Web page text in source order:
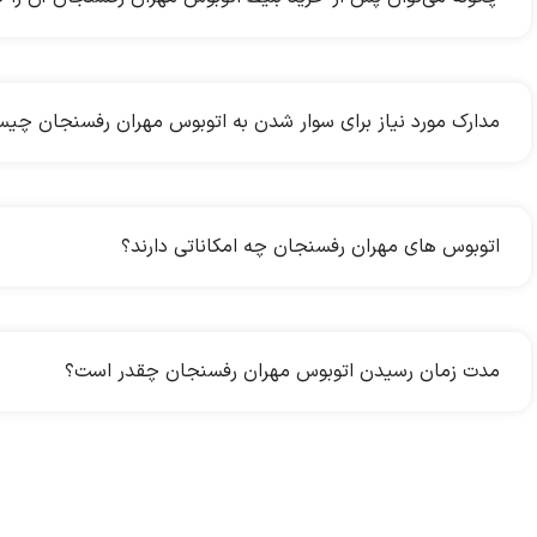
مدارک مورد نیاز برای سوار شدن به اتوبوس مهران رفسنجان
اتوبوس های مهران رفسنجان چه امکاناتی دارند؟
مدت زمان رسیدن اتوبوس مهران رفسنجان چقدر است؟